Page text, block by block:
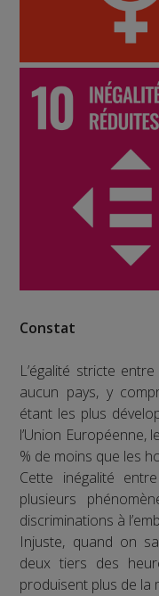
Constat
L’égalité stricte
aucun pays, y
étant les plus
l’Union Européenne,
% de moins que les
Cette inégalité
plusieurs
discriminations à
Injuste, quand on
deux tiers des
produisent plus de la